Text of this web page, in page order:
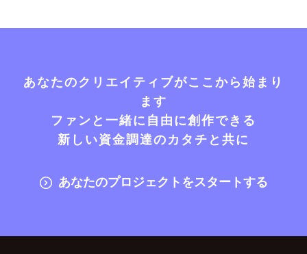
あなたのクリエイティブがここから始まり
ます
ファンと一緒に自由に創作できる
新しい資金調達のカタチと共に
あなたのプロジェクトをスタートする